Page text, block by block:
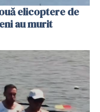
elicoptere de
au murit